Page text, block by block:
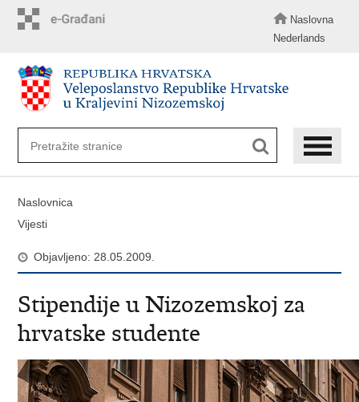
Naslovna
Nederlands
Naslovnica
Vijesti
Objavljeno: 28.05.2009.
Stipendije u Nizozemskoj za
hrvatske studente